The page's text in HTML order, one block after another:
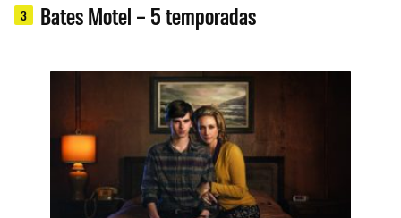
3 Bates Motel – 5 temporadas